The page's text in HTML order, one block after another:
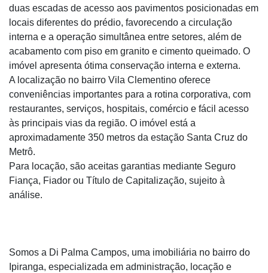
duas escadas de acesso aos pavimentos posicionadas em
locais diferentes do prédio, favorecendo a circulação
interna e a operação simultânea entre setores, além de
acabamento com piso em granito e cimento queimado. O
imóvel apresenta ótima conservação interna e externa.
A localização no bairro Vila Clementino oferece
conveniências importantes para a rotina corporativa, com
restaurantes, serviços, hospitais, comércio e fácil acesso
às principais vias da região. O imóvel está a
aproximadamente 350 metros da estação Santa Cruz do
Metrô.
Para locação, são aceitas garantias mediante Seguro
Fiança, Fiador ou Título de Capitalização, sujeito à
análise.
Somos a Di Palma Campos, uma imobiliária no bairro do
Ipiranga, especializada em administração, locação e